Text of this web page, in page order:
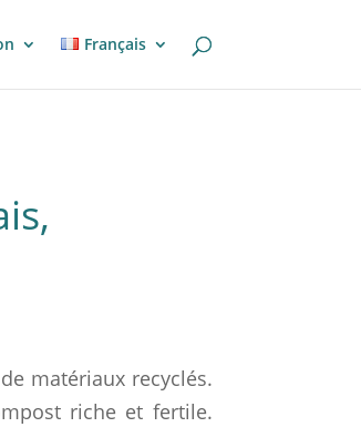
Français
matériaux recyclés.
riche et fertile.